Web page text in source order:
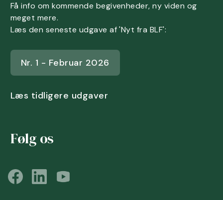
Få info om kommende begivenheder, ny viden og
meget mere.
Læs den seneste udgave af 'Nyt fra BLF':
Nr. 1 - Februar 2026
Læs tidligere udgaver
Følg os